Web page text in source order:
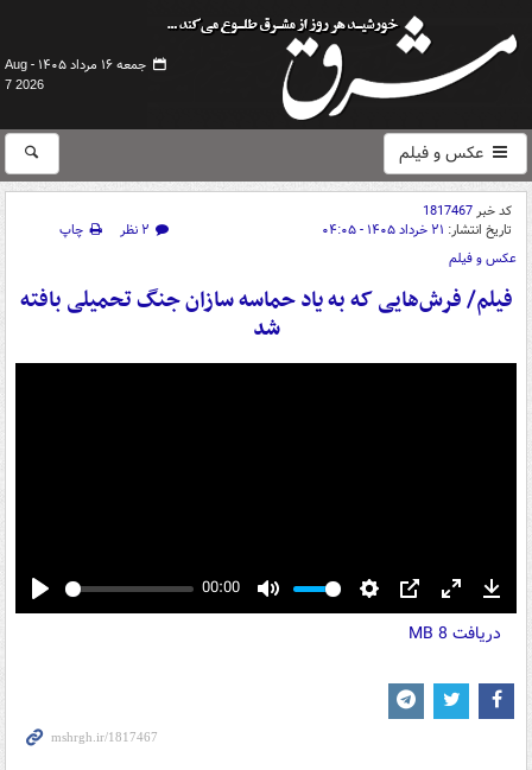
جمعه ۱۶ مرداد ۱۴۰۵ -
Aug
7 2026
عکس و فیلم
کد خبر1817467
تاریخ انتشار: ۲۱ خرداد ۱۴۰۵ - ۰۴:۰۵ ۲ نظر
چاپ
عکس و فیلم
فیلم/ فرش‌هایی که به یاد حماسه سازان جنگ تحمیلی بافته
شد
Play
00:00
Mute Settings
PIP Enter
fullscreen
دریافت 8 MB